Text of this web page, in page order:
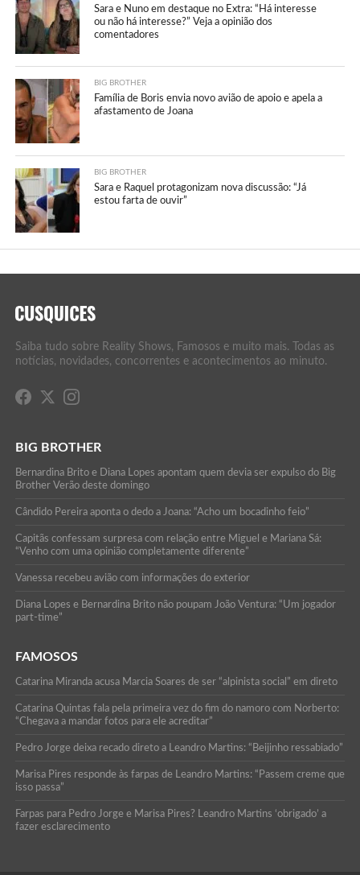
Sara e Nuno em destaque no Extra: “Há interesse
ou não há interesse?” Veja a opinião dos
comentadores
BIG BROTHER
Família de Boris envia novo avião de apoio e apela a
afastamento de Joana
BIG BROTHER
Sara e Raquel protagonizam nova discussão: “Já
estou farta de ouvir”
Saiba tudo sobre Reality Shows, Famosos e muito mais. Todas as
notícias, novidades, concorrentes e acontecimentos ao minuto.
BIG BROTHER
Bernardina Brito e Diana Lopes apontam quem devia ser expulso do Big
Brother Verão deste domingo
Cândido Pereira aponta o dedo a Joana: “Acho um bocadinho feio”
Capitãs confessam surpresa com relação entre Miguel e Mariana Sá:
“Venho com uma opinião completamente diferente”
Vanessa recebeu avião com informações do exterior
Diana Lopes e Bernardina Brito não poupam João Ventura: “Um jogador
part-time”
FAMOSOS
Catarina Miranda acusa Marcia Soares de ser “alpinista social” em direto
Catarina Quintas fala pela primeira vez do fim do namoro com Norberto:
“Chegava a mandar fotos para ele acreditar”
Pedro Jorge deixa recado direto a Leandro Martins: “Beijinho ressabiado”
Marisa Pires responde às farpas de Leandro Martins: “Passem creme que
isso passa”
Farpas para Pedro Jorge e Marisa Pires? Leandro Martins ‘obrigado’ a
fazer esclarecimento